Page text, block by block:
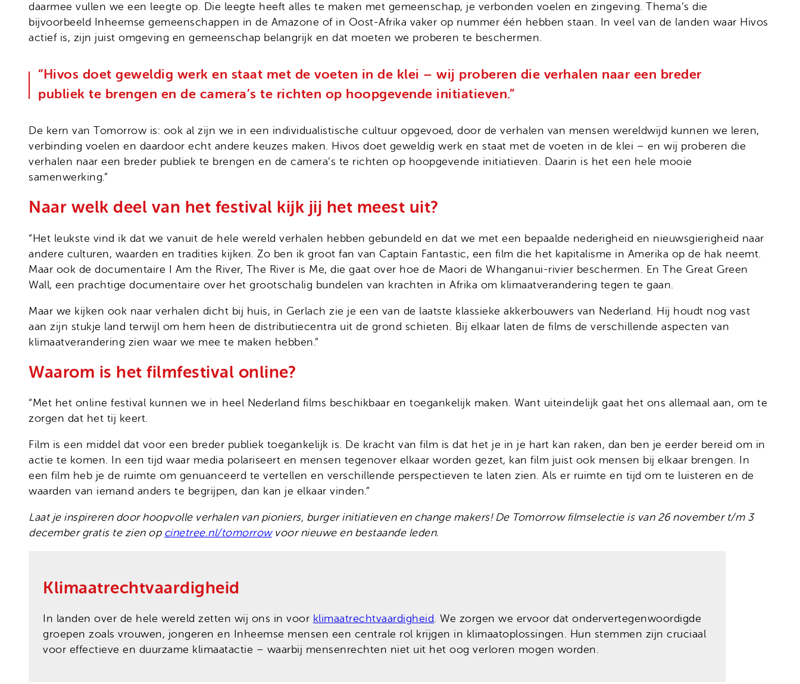
daarmee vullen we een leegte op. Die leegte heeft alles te maken met gemeenschap, je verbonden voelen en zingeving. Thema’s die
bijvoorbeeld Inheemse gemeenschappen in de Amazone of in Oost-Afrika vaker op nummer één hebben staan. In veel van de landen waar Hivos
actief is, zijn juist omgeving en gemeenschap belangrijk en dat moeten we proberen te beschermen.
“Hivos doet geweldig werk en staat met de voeten in de klei – wij proberen die verhalen naar een breder
publiek te brengen en de camera’s te richten op hoopgevende initiatieven.”
De kern van Tomorrow is: ook al zijn we in een individualistische cultuur opgevoed, door de verhalen van mensen wereldwijd kunnen we leren,
verbinding voelen en daardoor echt andere keuzes maken. Hivos doet geweldig werk en staat met de voeten in de klei – en wij proberen die
verhalen naar een breder publiek te brengen en de camera’s te richten op hoopgevende initiatieven. Daarin is het een hele mooie
samenwerking.”
Naar welk deel van het festival kijk jij het meest uit?
“Het leukste vind ik dat we vanuit de hele wereld verhalen hebben gebundeld en dat we met een bepaalde nederigheid en nieuwsgierigheid naar
andere culturen, waarden en tradities kijken. Zo ben ik groot fan van Captain Fantastic, een film die het kapitalisme in Amerika op de hak neemt.
Maar ook de documentaire I Am the River, The River is Me, die gaat over hoe de Maori de Whanganui-rivier beschermen. En The Great Green
Wall, een prachtige documentaire over het grootschalig bundelen van krachten in Afrika om klimaatverandering tegen te gaan.
Maar we kijken ook naar verhalen dicht bij huis, in Gerlach zie je een van de laatste klassieke akkerbouwers van Nederland. Hij houdt nog vast
aan zijn stukje land terwijl om hem heen de distributiecentra uit de grond schieten. Bij elkaar laten de films de verschillende aspecten van
klimaatverandering zien waar we mee te maken hebben.”
Waarom is het filmfestival online?
“Met het online festival kunnen we in heel Nederland films beschikbaar en toegankelijk maken. Want uiteindelijk gaat het ons allemaal aan, om te
zorgen dat het tij keert.
Film is een middel dat voor een breder publiek toegankelijk is. De kracht van film is dat het je in je hart kan raken, dan ben je eerder bereid om in
actie te komen. In een tijd waar media polariseert en mensen tegenover elkaar worden gezet, kan film juist ook mensen bij elkaar brengen. In
een film heb je de ruimte om genuanceerd te vertellen en verschillende perspectieven te laten zien. Als er ruimte en tijd om te luisteren en de
waarden van iemand anders te begrijpen, dan kan je elkaar vinden.”
Laat je inspireren door hoopvolle verhalen van pioniers, burger initiatieven en change makers! De Tomorrow filmselectie is van 26 november t/m 3
december gratis te zien op cinetree.nl/tomorrowvoor nieuwe en bestaande leden.
Klimaatrechtvaardigheid
In landen over de hele wereld zetten wij ons in voor klimaatrechtvaardigheid . We zorgen we ervoor dat ondervertegenwoordigde
groepen zoals vrouwen, jongeren en Inheemse mensen een centrale rol krijgen in klimaatoplossingen. Hun stemmen zijn cruciaal
voor effectieve en duurzame klimaatactie – waarbij mensenrechten niet uit het oog verloren mogen worden.